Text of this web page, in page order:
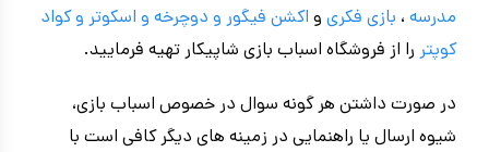
مدرسه ، بازی فکری و اکشن فیگور و دوچرخه و اسکوتر و کواد
کوپتر را از فروشگاه اسباب بازی شاپیکار تهیه فرمایید.
در صورت داشتن هر گونه سوال در خصوص اسباب بازی،
شیوه ارسال یا راهنمایی در زمینه های دیگر کافی است با